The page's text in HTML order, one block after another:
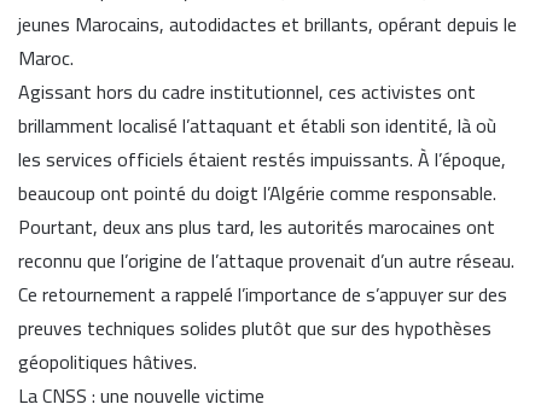
jeunes Marocains, autodidactes et brillants, opérant depuis le
Maroc.
Agissant hors du cadre institutionnel, ces activistes ont
brillamment localisé l’attaquant et établi son identité, là où
les services officiels étaient restés impuissants. À l’époque,
beaucoup ont pointé du doigt l’Algérie comme responsable.
Pourtant, deux ans plus tard, les autorités marocaines ont
reconnu que l’origine de l’attaque provenait d’un autre réseau.
Ce retournement a rappelé l’importance de s’appuyer sur des
preuves techniques solides plutôt que sur des hypothèses
géopolitiques hâtives.
La CNSS : une nouvelle victime